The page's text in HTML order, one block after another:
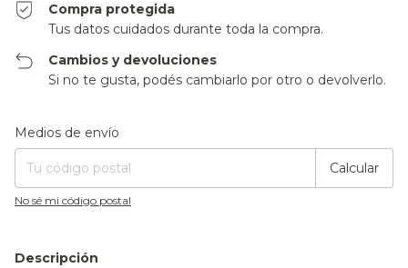
Compra protegida
Tus datos cuidados durante toda la compra.
Cambios y devoluciones
Si no te gusta, podés cambiarlo por otro o devolverlo.
Entregas para el CP:
Medios de envío
Calcular
No sé mi código postal
Descripción